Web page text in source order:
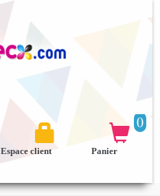
0

Panier

Espace client